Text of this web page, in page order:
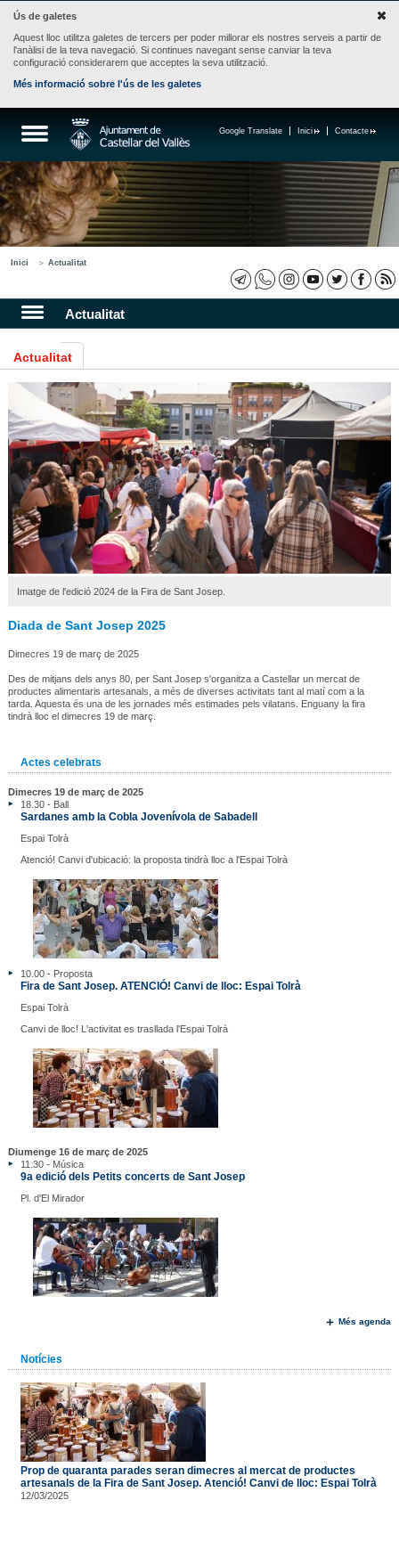
Ús de galetes
Aquest lloc utilitza galetes de tercers per poder millorar els nostres serveis a partir de
l'anàlisi de la teva navegació. Si continues navegant sense canviar la teva
configuració considerarem que acceptes la seva utilització.
Més informació sobre l'ús de les galetes
Contacte
Inici
Google Translate
Inici Actualitat
Actualitat
Actualitat
Imatge de l'edició 2024 de la Fira de Sant Josep.
Diada de Sant Josep 2025
Dimecres 19 de març de 2025
Des de mitjans dels anys 80, per Sant Josep s'organitza a Castellar un mercat de
productes alimentaris artesanals, a més de diverses activitats tant al matí com a la
tarda. Aquesta és una de les jornades més estimades pels vilatans. Enguany la fira
tindrà lloc el dimecres 19 de març.
Actes celebrats
Dimecres 19 de març de 2025
18.30 - Ball
Sardanes amb la Cobla Jovenívola de Sabadell
Espai Tolrà
Atenció! Canvi d'ubicació: la proposta tindrà lloc a l'Espai Tolrà
10.00 - Proposta
Fira de Sant Josep. ATENCIÓ! Canvi de lloc: Espai Tolrà
Espai Tolrà
Canvi de lloc! L'activitat es trasllada l'Espai Tolrà
Diumenge 16 de març de 2025
11.30 - Música
9a edició dels Petits concerts de Sant Josep
Pl. d'El Mirador
Més agenda
Notícies
Prop de quaranta parades seran dimecres al mercat de productes
artesanals de la Fira de Sant Josep. Atenció! Canvi de lloc: Espai Tolrà
12/03/2025